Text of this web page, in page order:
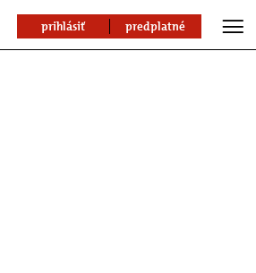
prihlásiť predplatné